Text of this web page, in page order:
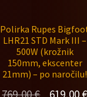
Polirka Rupes
LHR21 STD Mark III –
500W (krožnik
150mm, ekscenter
21mm) – po naročilu!
769,00€
Izvirna
619,00€